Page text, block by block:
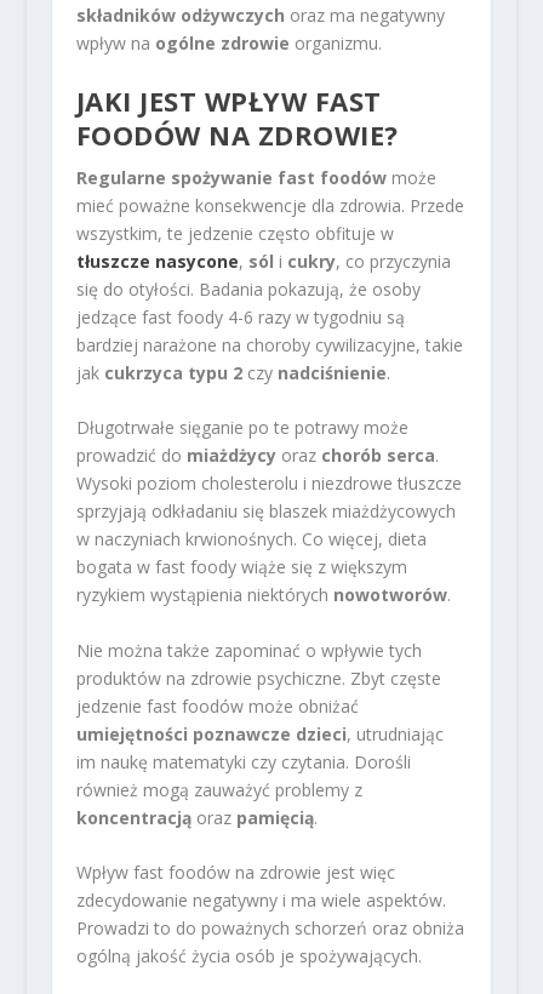
składników odżywczych oraz ma negatywny
wpływ na ogólne zdrowie organizmu.
JAKI JEST WPŁYW FAST
FOODÓW NA ZDROWIE?
Regularne spożywanie fast foodówmoże
mieć poważne konsekwencje dla zdrowia. Przede
wszystkim, te jedzenie często obfituje w
tłuszcze nasycone, sól i cukry, co przyczynia
się do otyłości. Badania pokazują, że osoby
jedzące fast foody 4-6 razy w tygodniu są
bardziej narażone na choroby cywilizacyjne, takie
jak cukrzyca typu 2czy nadciśnienie.
Długotrwałe sięganie po te potrawy może
prowadzić do miażdżycyoraz chorób serca.
Wysoki poziom cholesterolu i niezdrowe tłuszcze
sprzyjają odkładaniu się blaszek miażdżycowych
w naczyniach krwionośnych. Co więcej, dieta
bogata w fast foody wiąże się z większym
ryzykiem wystąpienia niektórych nowotworów.
Nie można także zapominać o wpływie tych
produktów na zdrowie psychiczne. Zbyt częste
jedzenie fast foodów może obniżać
umiejętności poznawcze dzieci, utrudniając
im naukę matematyki czy czytania. Dorośli
również mogą zauważyć problemy z
koncentracjąoraz pamięcią.
Wpływ fast foodów na zdrowie jest więc
zdecydowanie negatywny i ma wiele aspektów.
Prowadzi to do poważnych schorzeń oraz obniża
ogólną jakość życia osób je spożywających.